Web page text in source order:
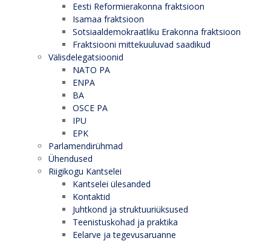
Eesti Reformierakonna fraktsioon
Isamaa fraktsioon
Sotsiaaldemokraatliku Erakonna fraktsioon
Fraktsiooni mittekuuluvad saadikud
Välisdelegatsioonid
NATO PA
ENPA
BA
OSCE PA
IPU
EPK
Parlamendirühmad
Ühendused
Riigikogu Kantselei
Kantselei ülesanded
Kontaktid
Juhtkond ja struktuuriüksused
Teenistuskohad ja praktika
Eelarve ja tegevusaruanne